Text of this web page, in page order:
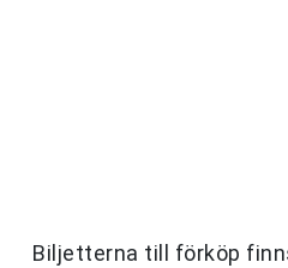
Biljetterna till förköp